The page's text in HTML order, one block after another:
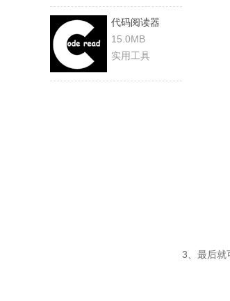
代码阅读器
15.0MB
实用工具
3、最后就